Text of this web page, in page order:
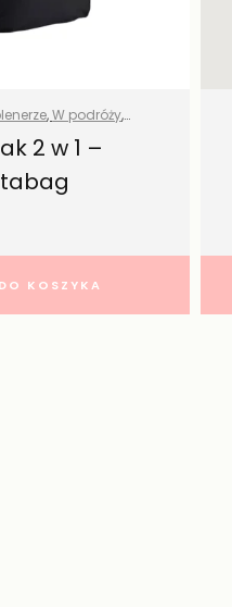
,W podróży,
2 w 1 –
KOSZYKA